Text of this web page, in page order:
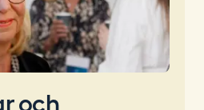
och